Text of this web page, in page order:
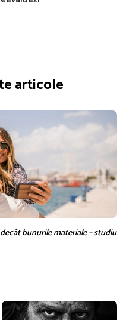
articole
bunurile materiale – studiu